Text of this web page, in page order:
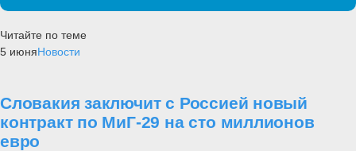
Читайте по теме
5 июняНовости
Словакия заключит с Россией новый
контракт по МиГ-29 на сто миллионов
евро